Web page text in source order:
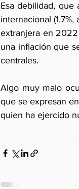
Esa debilidad,
internacional
extranjera en 2022
una inflación que
centrales.
Algo muy malo
que se expresan
quien ha ejercido